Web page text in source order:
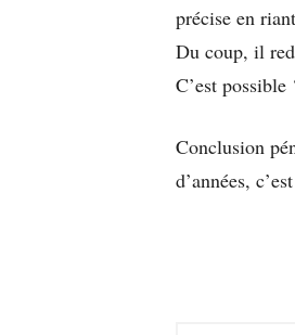
précise en
Du coup, il
C’est
Conclusion
d’années,